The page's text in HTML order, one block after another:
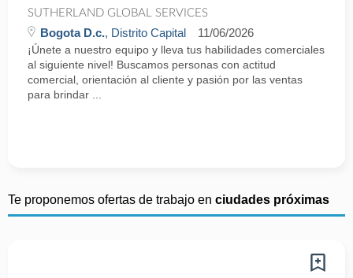
SUTHERLAND GLOBAL SERVICES
Bogota D.c., Distrito Capital 11/06/2026
¡Únete a nuestro equipo y lleva tus habilidades comerciales
al siguiente nivel! Buscamos personas con actitud
comercial, orientación al cliente y pasión por las ventas
para brindar ...
Te proponemos ofertas de trabajo en ciudades próximas